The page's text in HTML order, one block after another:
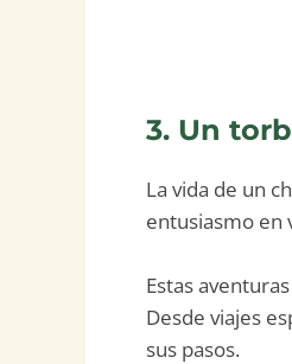
3. Un
La vida de un
entusiasmo en
Estas
Desde viajes
sus pasos.